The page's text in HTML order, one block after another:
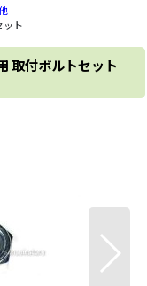
ット
取付ボルトセット